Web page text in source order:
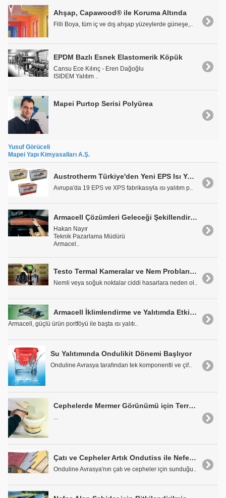
Ahşap, Capawood® ile Koruma Altında
Filli Boya, tüm iç ve dış ahşap yüzeylerde güneşe,..
EPDM Bazlı Esnek Elastomerik Köpük
Cansu Ece Kılınç - Eren Dağoğlu
ISIDEM Yalıtım ..
Mapei Purtop Serisi Polyürea
Yusuf Görüceli
Mapei Yapı Kimyasalları A.Ş.
Austrotherm Türkiye'den Yeni EPS Isı Yalıtım Levhaları
Avrupa'da 19 EPS ve XPS fabrikasıyla ısı yalıtım p..
Armacell Çözümleri Geleceği Şekillendiriyor
Hakan Nayır
Teknik Pazarlama Müdürü
Armacel..
Testo Termal Kameralar ve Nem Probları ile Küf Oluşum Riski Taşıyan Yerler Daha Doğru Tespit Ediliyor
Nemli veya soğuk noktalar ciddi hasarlara neden ol..
Armacell İklimlendirme ve Yalıtımda Etkin Çözümler Sunuyor
Armacell, güçlü ürün portföyü ile başta ısı yalıtı..
Su Yalıtımında Ondulikit Dönemi Başlıyor
Onduline Avrasya tarafından tek komponentli ve çif..
Cephelerde Mermer Görünümü için Terraco Marblecoat
...
Çatı ve Cepheler Artık Ondutiss ile Nefes Alacak
Onduline Avrasya'nın çatı ve cepheler için sunduğu..